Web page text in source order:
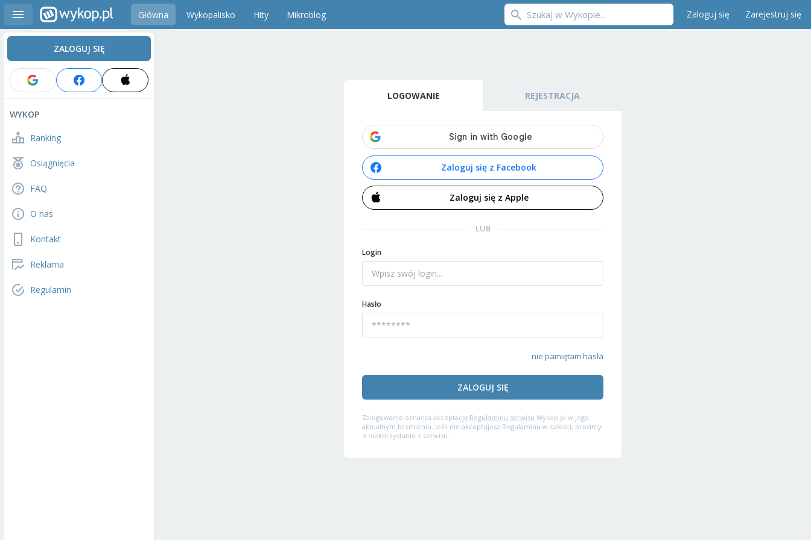
Główna Wykopalisko Hity Mikroblog Zaloguj się Zarejestruj się
ZALOGUJ SIĘ
WYKOP
Ranking
Osiągnięcia
FAQ
O nas
Kontakt
Reklama
Regulamin
LOGOWANIE REJESTRACJA
Zaloguj się z Facebook
Zaloguj się z Apple
LUB
Login
Hasło
nie pamiętam hasła
ZALOGUJ SIĘ
Zalogowanie oznacza akceptację Regulaminu serwisu Wykop.pl w jego
aktualnym brzmieniu. Jeśli nie akceptujesz Regulaminu w całości, prosimy
o niekorzystanie z serwisu.